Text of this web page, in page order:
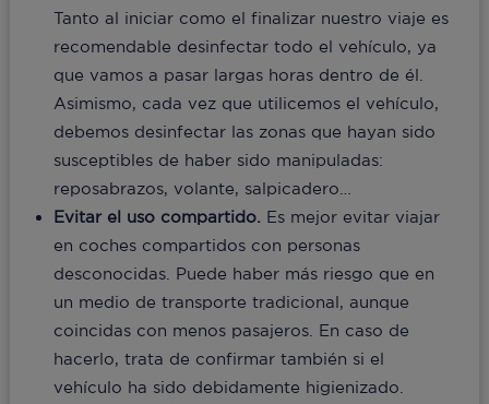
Tanto al iniciar como el finalizar nuestro viaje es
recomendable desinfectar todo el vehículo, ya
que vamos a pasar largas horas dentro de él.
Asimismo, cada vez que utilicemos el vehículo,
debemos desinfectar las zonas que hayan sido
susceptibles de haber sido manipuladas:
reposabrazos, volante, salpicadero…
Evitar el uso compartido. Es mejor evitar viajar
en coches compartidos con personas
desconocidas. Puede haber más riesgo que en
un medio de transporte tradicional, aunque
coincidas con menos pasajeros. En caso de
hacerlo, trata de confirmar también si el
vehículo ha sido debidamente higienizado.